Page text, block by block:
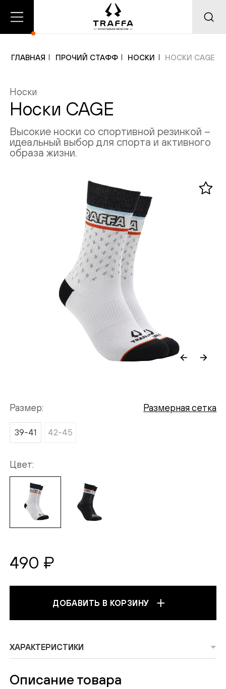
Каталог
О
ГЛАВНАЯ ПРОЧИЙ СТАФФ НОСКИ НОСКИ CAGE
Носки
Носки CAGE
Высокие носки со спортивной резинкой –
идеальный выбор для спорта и активного
образа жизни.
Размер Размерная сетка
39-41 42-45
Цвет
490 ₽
ДОБАВИТЬ В КОРЗИНУ
ХАРАКТЕРИСТИКИ
Описание товара
ПОДТВЕРЖДЕНИЕ
EMAIL